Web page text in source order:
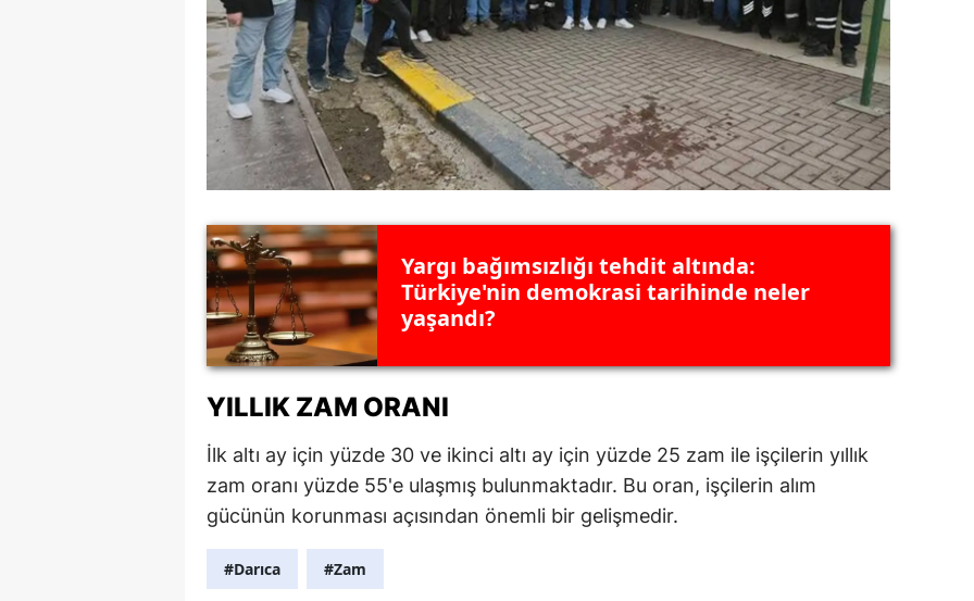
Yargı bağımsızlığı tehdit altında:
Türkiye'nin demokrasi tarihinde neler
yaşandı?
YILLIK ZAM ORANI
İlk altı ay için yüzde 30 ve ikinci altı ay için yüzde 25 zam ile işçilerin yıllık
zam oranı yüzde 55'e ulaşmış bulunmaktadır. Bu oran, işçilerin alım
gücünün korunması açısından önemli bir gelişmedir.
#Darıca #Zam